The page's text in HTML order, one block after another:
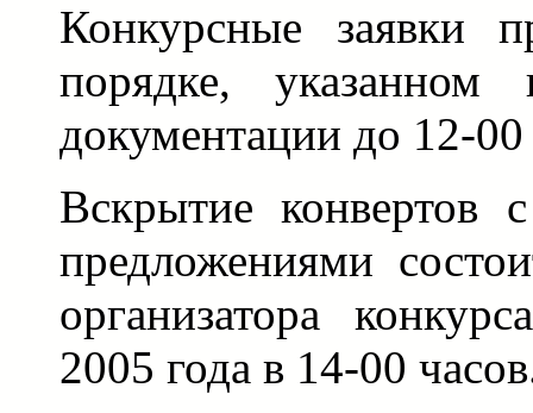
Конкурсные заявки
порядке, указанном
документации до 12-
Вскрытие конвертов
предложениями
организатора
2005 года в 14-00